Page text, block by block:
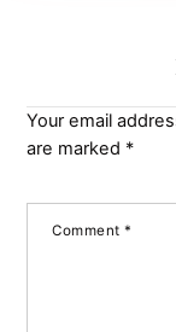
Your email
are marked *
Comment*